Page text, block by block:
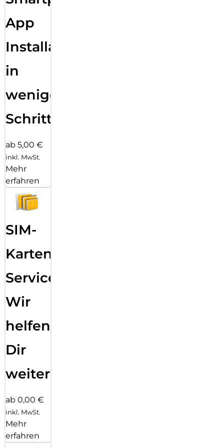
du es nur noch aufsetzen musst. Einfach auflegen, Lasche
Panzerglas in nur 3 Sekunden perfekt, blasenfrei und exakt
Montagehilfe sorgt dabei für eine präzise Positionierung,
reduziert Staubpartikel und verhindert ein Verrutschen. Dank
der intuitiven Anwendung gelingt die Installation garantiert
auch ohne Erfahrung.
App
Installation
in
wenigen
Schritten
ab 5,00 €
inkl. MwSt.
Mehr
erfahren
SIM-
Karten
Service:
Wir
helfen
Dir
weiter
ab 0,00 €
inkl. MwSt.
Mehr
erfahren